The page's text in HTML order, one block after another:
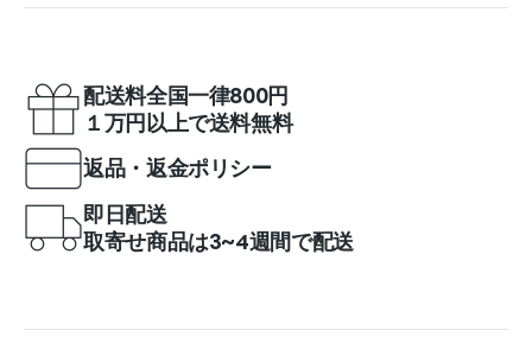
配送料全国一律800円
１万円以上で送料無料
返品・返金ポリシー
即日配送
取寄せ商品は3~4週間で配送